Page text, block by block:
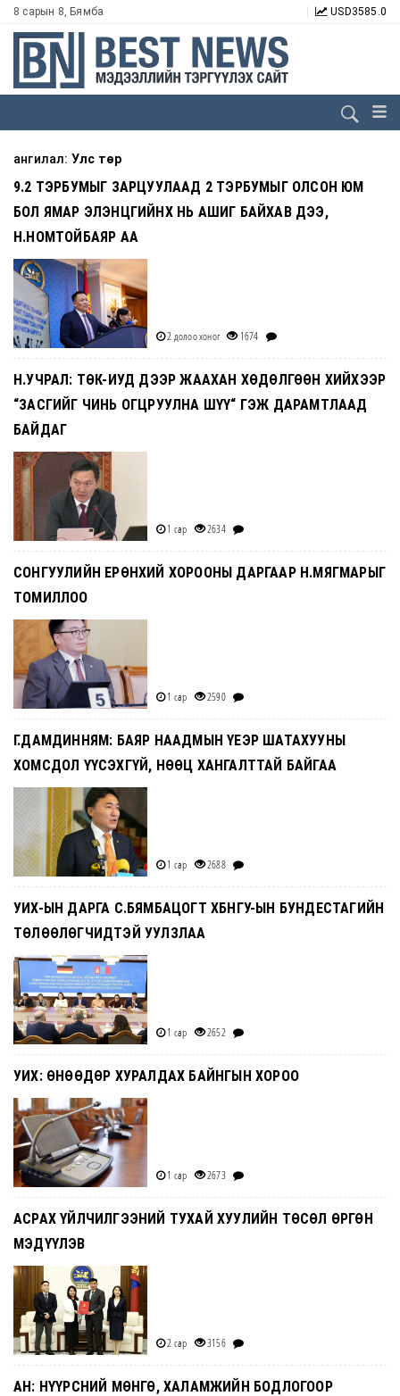
8 сарын 8, Бямба USD3585.0
ангилал: Улс төр
9.2 ТЭРБУМЫГ ЗАРЦУУЛААД 2 ТЭРБУМЫГ ОЛСОН ЮМ
БОЛ ЯМАР ЭЛЭНЦГИЙНХ НЬ АШИГ БАЙХАВ ДЭЭ,
Н.НОМТОЙБАЯР АА
2 долоо хоног 1674
Н.УЧРАЛ: ТӨК-ИУД ДЭЭР ЖААХАН ХӨДӨЛГӨӨН ХИЙХЭЭР
“ЗАСГИЙГ ЧИНЬ ОГЦРУУЛНА ШҮҮ“ ГЭЖ ДАРАМТЛААД
БАЙДАГ
1 сар 2634
СОНГУУЛИЙН ЕРӨНХИЙ ХОРООНЫ ДАРГААР Н.МЯГМАРЫГ
ТОМИЛЛОО
1 сар 2590
Г.ДАМДИННЯМ: БАЯР НААДМЫН ҮЕЭР ШАТАХУУНЫ
ХОМСДОЛ ҮҮСЭХГҮЙ, НӨӨЦ ХАНГАЛТТАЙ БАЙГАА
1 сар 2688
УИХ-ЫН ДАРГА С.БЯМБАЦОГТ ХБНГУ-ЫН БУНДЕСТАГИЙН
ТӨЛӨӨЛӨГЧИДТЭЙ УУЛЗЛАА
1 сар 2652
УИХ: ӨНӨӨДӨР ХУРАЛДАХ БАЙНГЫН ХОРОО
1 сар 2673
АСРАХ ҮЙЛЧИЛГЭЭНИЙ ТУХАЙ ХУУЛИЙН ТӨСӨЛ ӨРГӨН
МЭДҮҮЛЭВ
2 сар 3156
АН: НҮҮРСНИЙ МӨНГӨ, ХАЛАМЖИЙН БОДЛОГООР